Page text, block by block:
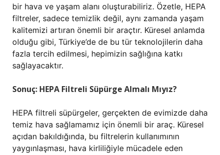
bir hava ve yaşam alanı oluşturabiliriz. Özetle, HEPA
filtreler, sadece temizlik değil, aynı zamanda yaşam
kalitemizi artıran önemli bir araçtır. Küresel anlamda
olduğu gibi, Türkiye’de de bu tür teknolojilerin daha
fazla tercih edilmesi, hepimizin sağlığına katkı
sağlayacaktır.
Sonuç: HEPA Filtreli Süpürge Almalı Mıyız?
HEPA filtreli süpürgeler, gerçekten de evimizde daha
temiz hava sağlamamız için önemli bir araç. Küresel
açıdan bakıldığında, bu filtrelerin kullanımının
yaygınlaşması, hava kirliliğiyle mücadele eden